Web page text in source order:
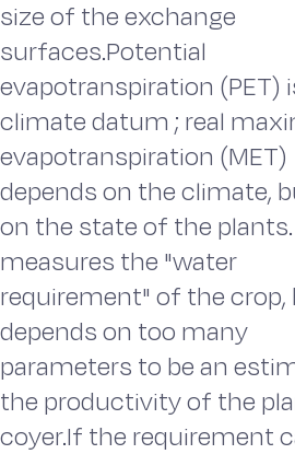
size of the exchange
surfaces.Potential
evapotranspiration (PET)
climate datum ; real
evapotranspiration (MET)
depends on the climate,
on the state of the
measures the "water
requirement" of the crop,
depends on too many
parameters to be an
the productivity of the
coyer.If the requirement